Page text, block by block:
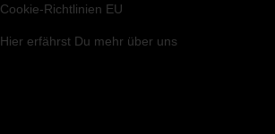
Cookie-Richtlinien EU
Hier erfährst Du mehr über uns